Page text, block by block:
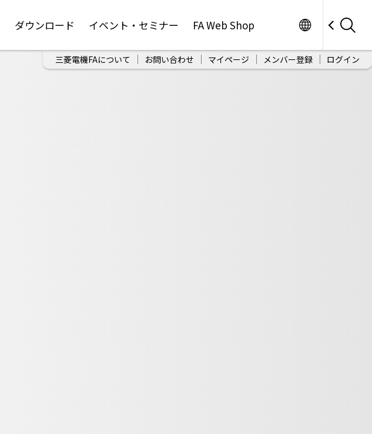
ダウンロード イベント・セミナー FA Web Shop
三菱電機FAについて お問い合わせ マイページ メンバー登録 ログイン